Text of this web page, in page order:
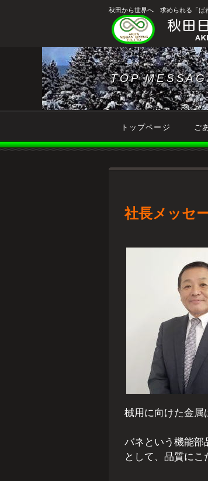
秋田から世界へ 求められる「ば
TOP
社長メッセ
械用に向けた金属
バネという機能部
として、品質にこ
トップページ ご